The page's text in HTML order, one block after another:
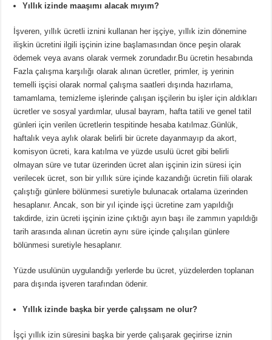
Yıllık izinde maaşımı alacak mıyım?
İşveren, yıllık ücretli iznini kullanan her işçiye, yıllık izin dönemine
ilişkin ücretini ilgili işçinin izine başlamasından önce peşin olarak
ödemek veya avans olarak vermek zorundadır.Bu ücretin hesabında
Fazla çalışma karşılığı olarak alınan ücretler, primler, iş yerinin
temelli işçisi olarak normal çalışma saatleri dışında hazırlama,
tamamlama, temizleme işlerinde çalışan işçilerin bu işler için aldıkları
ücretler ve sosyal yardımlar, ulusal bayram, hafta tatili ve genel tatil
günleri için verilen ücretlerin tespitinde hesaba katılmaz.Günlük,
haftalık veya aylık olarak belirli bir ücrete dayanmayıp da akort,
komisyon ücreti, kara katılma ve yüzde usulü ücret gibi belirli
olmayan süre ve tutar üzerinden ücret alan işçinin izin süresi için
verilecek ücret, son bir yıllık süre içinde kazandığı ücretin fiili olarak
çalıştığı günlere bölünmesi suretiyle bulunacak ortalama üzerinden
hesaplanır. Ancak, son bir yıl içinde işçi ücretine zam yapıldığı
takdirde, izin ücreti işçinin izine çıktığı ayın başı ile zammın yapıldığı
tarih arasında alınan ücretin aynı süre içinde çalışılan günlere
bölünmesi suretiyle hesaplanır.
Yüzde usulünün uygulandığı yerlerde bu ücret, yüzdelerden toplanan
para dışında işveren tarafından ödenir.
Yıllık izinde başka bir yerde çalışsam ne olur?
İşçi yıllık izin süresini başka bir yerde çalışarak geçirirse iznin